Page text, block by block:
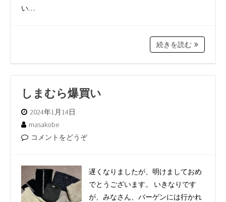
い…
続きを読む
しまむら爆買い
2024年1月14日
masakobe
コメントをどうぞ
遅くなりましたが、明けましておめ
でとうございます。 いきなりです
が、みなさん、バーゲンには行かれ